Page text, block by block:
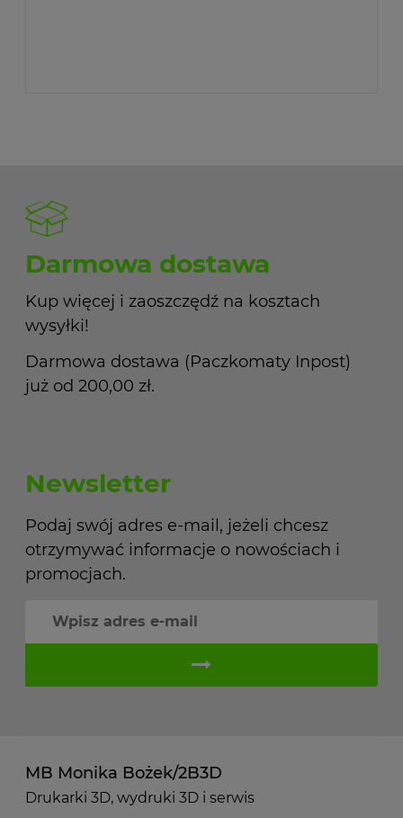
Darmowa dostawa
Kup więcej i zaoszczędź na kosztach
wysyłki!
Darmowa dostawa (Paczkomaty Inpost)
już od 200,00 zł.
Newsletter
Podaj swój adres e-mail, jeżeli chcesz
otrzymywać informacje o nowościach i
promocjach.
MB Monika Bożek/2B3D
Drukarki 3D, wydruki 3D i serwis